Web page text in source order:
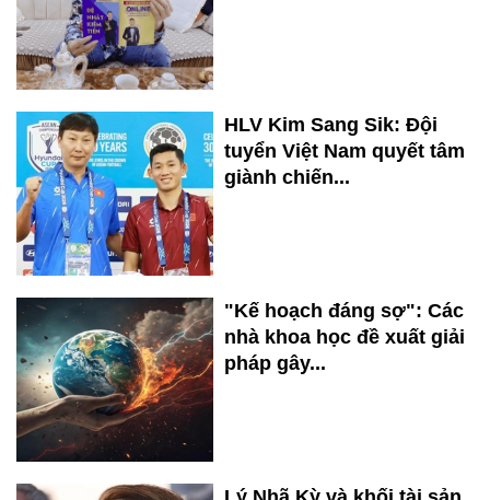
HLV Kim Sang Sik: Đội
tuyển Việt Nam quyết tâm
giành chiến...
"Kế hoạch đáng sợ": Các
nhà khoa học đề xuất giải
pháp gây...